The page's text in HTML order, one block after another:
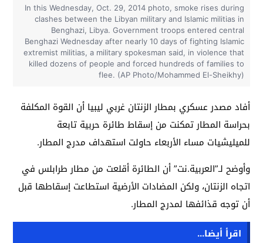
In this Wednesday, Oct. 29, 2014 photo, smoke rises during
clashes between the Libyan military and Islamic militias in
Benghazi, Libya. Government troops entered central
Benghazi Wednesday after nearly 10 days of fighting Islamic
extremist militias, a military spokesman said, in violence that
killed dozens of people and forced hundreds of families to
flee. (AP Photo/Mohammed El-Sheikhy)
أفاد مصدر عسكري بمطار الزنتان غربي ليبيا أن القوة المكلفة
بحراسة المطار تمكنت من إسقاط طائرة حربية تابعة
للميليشيات مساء الأربعاء حاولت استهداف مدرج المطار.
وأوضح لـ”العربية.نت” أن الطائرة أقلعت من مطار طرابلس في
اتجاه الزنتان، ولكن المضادات الأرضية استطاعت إسقاطها قبل
أن توجه قذائفها لمدرج المطار.
اقرأ أيضا...